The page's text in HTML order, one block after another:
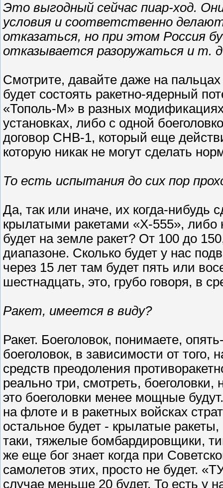
Это выгодный сейчас пиар-ход.
условия и соответственно
отказаться, но при этом Россия
отказывается разоружаться и т.
Смотрите, давайте даже на
будет состоять ракетно-ядерный
«Тополь-М» в разных
установках, либо с одной
договор СНВ-1, который еще
которую никак не могут сделать
То есть испытания до сих пор
Да, так или иначе, их когда-нибудь
крылатыми ракетами «Х-555», либо
будет на земле ракет? От 100 до
диапазоне. Сколько будет у нас
через 15 лет там будет пять или
шестнадцать, это, грубо говоря, в
Ракет, имеется в виду?
Ракет. Боеголовок, понимаете,
боеголовок, в зависимости от того,
средств преодоления
реально три, смотреть,
это боеголовки менее мощные
на флоте и в ракетных войсках
остальное будет - крылатые
таки, тяжелые бомбардировщики,
же еще бог знает когда при
самолетов этих, просто не будет.
случае меньше 20 будет. То есть у